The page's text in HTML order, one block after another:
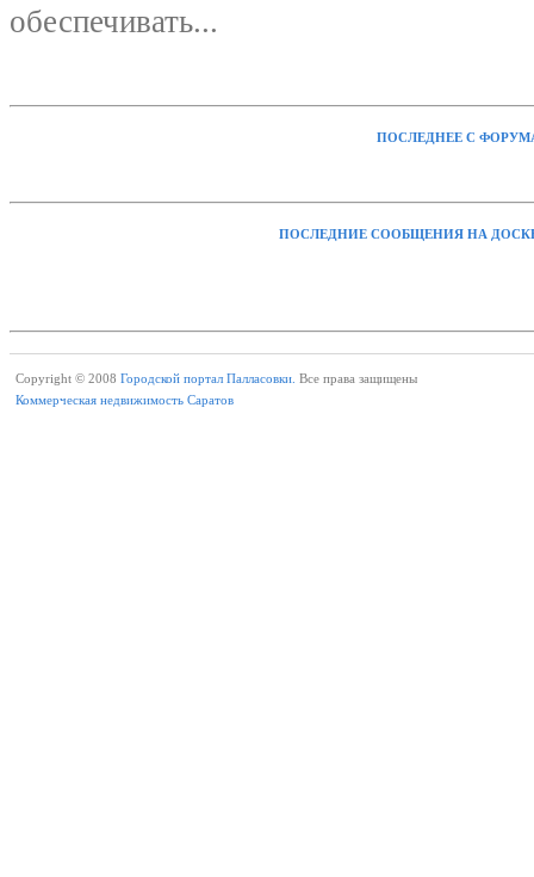
обеспечивать...
ПОСЛЕДНЕЕ С
ПОСЛЕДНИЕ СООБЩЕНИЯ НА
Copyright © 2008 Городской портал Палласовки. Все права защищены
Коммерческая недвижимость Саратов